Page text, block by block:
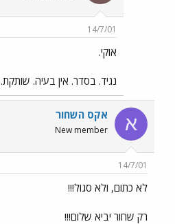
14/7/01
אוקי.
נגיד. בסדר. אין בעיה. שותקת.
א אקס השחור
New member
14/7/01
לא כתום, ולא סגול!!!
רק שחור יביא שלום!!!